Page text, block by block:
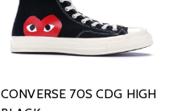
CONVERSE 70S CDG HIGH